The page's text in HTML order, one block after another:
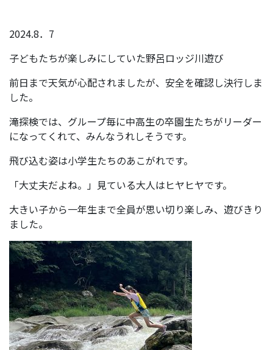
2024.8．7
子どもたちが楽しみにしていた野呂ロッジ川遊び
前日まで天気が心配されましたが、安全を確認し決行しま
した。
滝探検では、グループ毎に中高生の卒園生たちがリーダー
になってくれて、みんなうれしそうです。
飛び込む姿は小学生たちのあこがれです。
「大丈夫だよね。」見ている大人はヒヤヒヤです。
大きい子から一年生まで全員が思い切り楽しみ、遊びきり
ました。